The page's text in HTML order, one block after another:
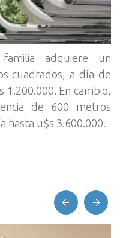
adquiere un
cuadrados, a día de
En cambio,
de 600 metros
hasta u$s 3.600.000.
prev next